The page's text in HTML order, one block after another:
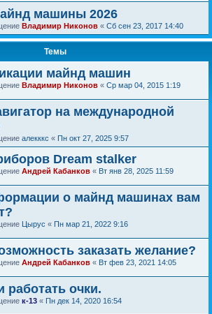
машины 2026
Владимир Никонов « Сб сен 23, 2017 14:40
Темы
майнд машин
Владимир Никонов « Ср мар 04, 2015 1:19
на международной
алекккс « Пн окт 27, 2025 9:57
Dream stalker
Андрей Кабанков « Вт янв 28, 2025 11:59
о майнд машинах вам
Цырус « Пн мар 21, 2022 9:16
заказать желание?
Андрей Кабанков « Вт фев 23, 2021 14:05
работать очки.
к-13 « Пн дек 14, 2020 16:54